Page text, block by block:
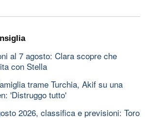
al 7 agosto: Clara scopre che
con Stella
trame Turchia, Akif su una
'Distruggo tutto'
2026, classifica e previsioni: Toro